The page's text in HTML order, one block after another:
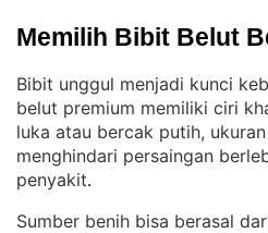
Memilih Bibit Belut
Bibit unggul menjadi kunci
belut premium memiliki ciri
luka atau bercak putih,
menghindari persaingan
penyakit.
Sumber benih bisa berasal